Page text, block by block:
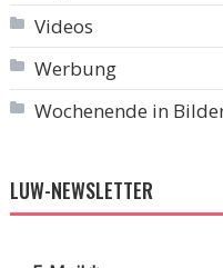
Videos
Werbung
Wochenende in
LUW-NEWSLETTER